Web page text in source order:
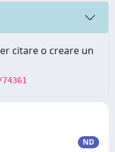
citare o creare un
ND